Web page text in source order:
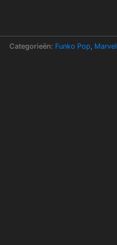
Categorieën: Funko Pop, Marvel